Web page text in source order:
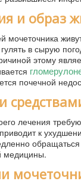
и образ
мочеточника
в сырую
этому
почечной
лечения
к
медицины.